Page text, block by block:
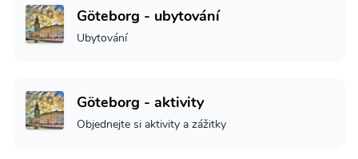
Göteborg - ubytování
Ubytování
Göteborg - aktivity
Objednejte si aktivity a zážitky